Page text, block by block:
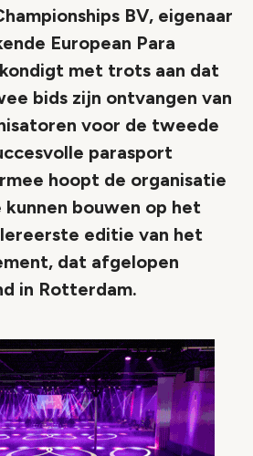
BV, eigenaar
European Para
met trots aan dat
bids zijn ontvangen van
voor de tweede
parasport
hoopt de organisatie
bouwen op het
editie van het
dat afgelopen
in Rotterdam.